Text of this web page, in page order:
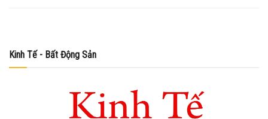
Kinh Tế - Bất Động Sản